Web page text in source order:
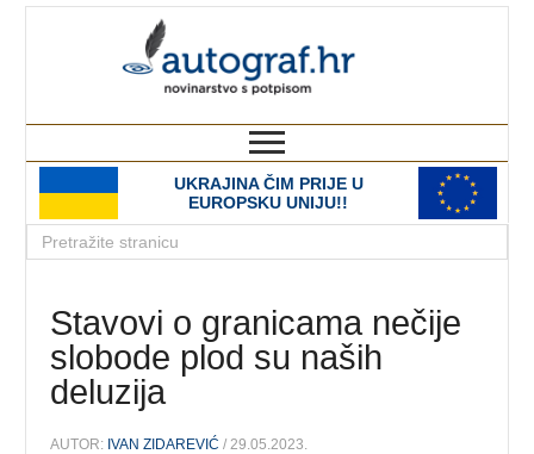
UKRAJINA ČIM PRIJE U
EUROPSKU UNIJU!!
Stavovi o granicama nečije
slobode plod su naših
deluzija
AUTOR: IVAN ZIDAREVIĆ / 29.05.2023.